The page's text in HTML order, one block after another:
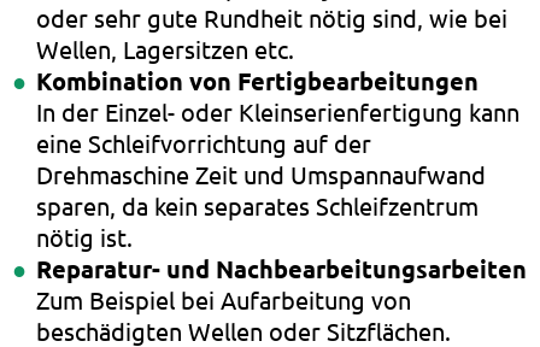
oder sehr gute Rundheit nötig sind, wie bei
Wellen, Lagersitzen etc.
Kombination von Fertigbearbeitungen
In der Einzel- oder Kleinserienfertigung kann
eine Schleifvorrichtung auf der
Drehmaschine Zeit und Umspannaufwand
sparen, da kein separates Schleifzentrum
nötig ist.
Reparatur- und Nachbearbeitungsarbeiten
Zum Beispiel bei Aufarbeitung von
beschädigten Wellen oder Sitzflächen.